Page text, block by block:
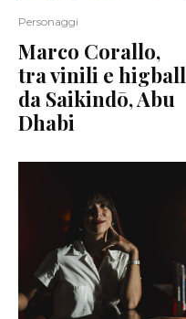
Personaggi
Marco Corallo,
tra vinili e higball
da Saikindō, Abu
Dhabi